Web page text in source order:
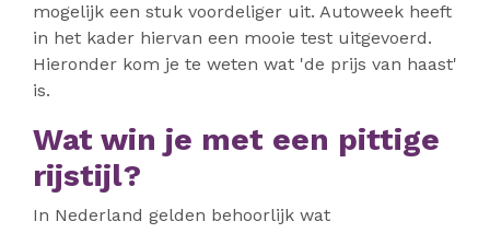
mogelijk een stuk voordeliger uit. Autoweek heeft
in het kader hiervan een mooie test uitgevoerd.
Hieronder kom je te weten wat 'de prijs van haast'
is.
Wat win je met een pittige
rijstijl?
In Nederland gelden behoorlijk wat